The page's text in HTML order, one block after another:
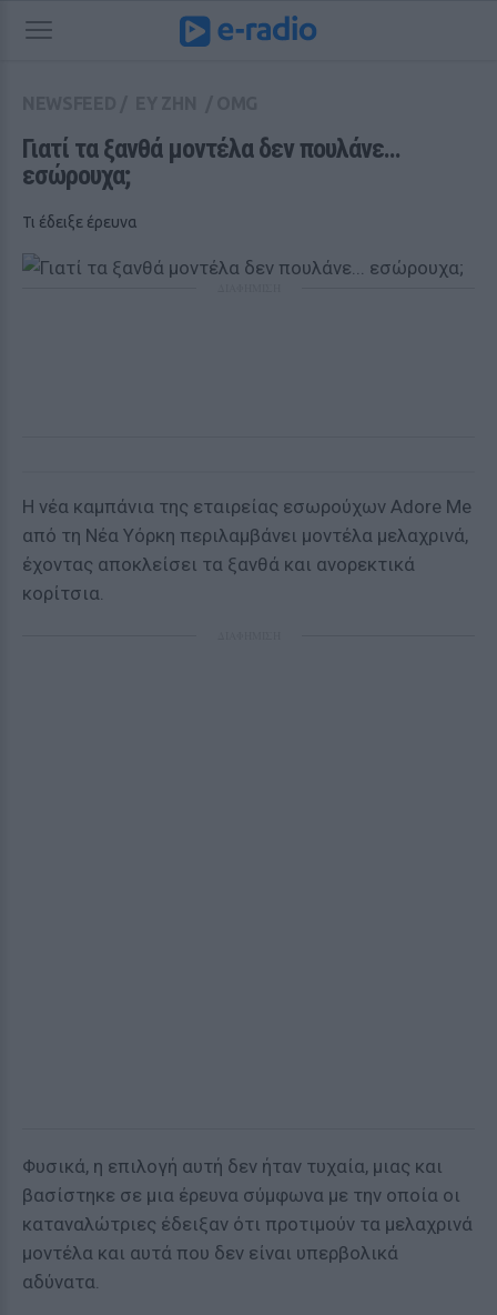
Γιατί τα ξανθά μοντέλα δεν πουλάνε...
εσώρουχα;
Τι έδειξε έρευνα
Η νέα καμπάνια της εταιρείας εσωρούχων Adore Me
από τη Νέα Υόρκη περιλαμβάνει μοντέλα μελαχρινά,
έχοντας αποκλείσει τα ξανθά και ανορεκτικά
κορίτσια.
Φυσικά, η επιλογή αυτή δεν ήταν τυχαία, μιας και
βασίστηκε σε μια έρευνα σύμφωνα με την οποία οι
καταναλώτριες έδειξαν ότι προτιμούν τα μελαχρινά
μοντέλα και αυτά που δεν είναι υπερβολικά
αδύνατα.